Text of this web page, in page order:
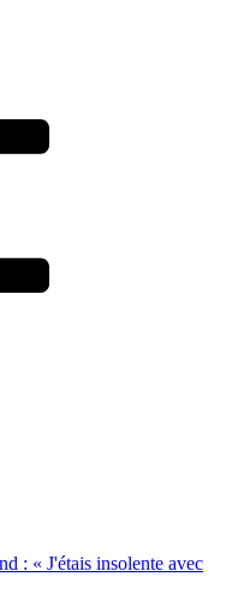
: « J'étais insolente avec